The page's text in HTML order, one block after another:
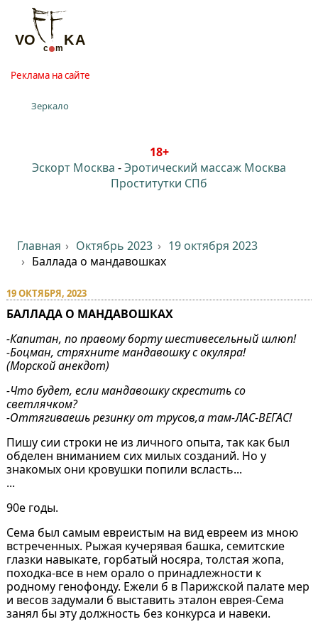
Реклама на сайте
Зеркало
18+
Эскорт Москва -Эротический массаж Москва
Проститутки СПб
Главная Октябрь 2023
19 октября 2023
Баллада о мандавошках
19 ОКТЯБРЯ, 2023
БАЛЛАДА О МАНДАВОШКАХ
-Капитан, по правому борту шестивесельный шлюп!
-Боцман, стряхните мандавошку с окуляра!
(Морской анекдот)
-Что будет, если мандавошку скрестить со
светлячком?
-Оттягиваешь резинку от трусов,а там-ЛАС-ВЕГАС!
Пишу сии строки не из личного опыта, так как был
обделен вниманием сих милых созданий. Но у
знакомых они кровушки попили всласть...
...
90е годы.
Сема был самым евреистым на вид евреем из мною
встреченных. Рыжая кучерявая башка, семитские
глазки навыкате, горбатый носяра, толстая жопа,
походка-все в нем орало о принадлежности к
родному генофонду. Ежели б в Парижской палате мер
и весов задумали б выставить эталон еврея-Сема
занял бы эту должность без конкурса и навеки.